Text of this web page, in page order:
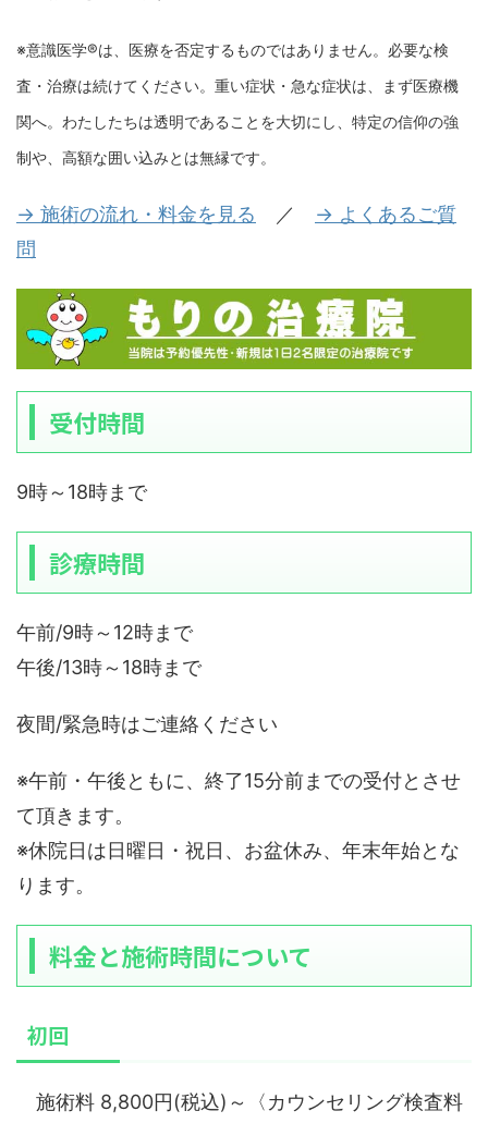
※意識医学®は、医療を否定するものではありません。必要な検
査・治療は続けてください。重い症状・急な症状は、まず医療機
関へ。わたしたちは透明であることを大切にし、特定の信仰の強
制や、高額な囲い込みとは無縁です。
→ 施術の流れ・料金を見る ／ → よくあるご質
問
受付時間
9時～18時まで
診療時間
午前/9時～12時まで
午後/13時～18時まで
夜間/緊急時はご連絡ください
※午前・午後ともに、終了15分前までの受付とさせ
て頂きます。
※休院日は日曜日・祝日、お盆休み、年末年始とな
ります。
料金と施術時間について
初回
施術料 8,800円(税込)～〈カウンセリング検査料